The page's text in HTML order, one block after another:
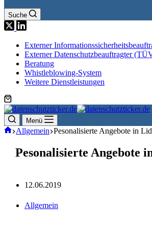
Suche
Externer
Externer Datenschutzbeauftragter
Beratung
Whistleblowing-System
Weitere Dienstleistungen
Warenkorb
Menü
Start
Allgemein Pesonalisierte Angebote in
Pesonalisierte Angebote
12.06.2019
Allgemein